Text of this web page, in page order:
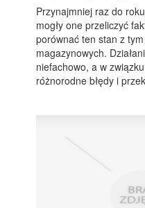
Przynajmniej raz do
mogły one przeliczyć
porównać ten stan z
magazynowych.
niefachowo, a w
różnorodne błędy i